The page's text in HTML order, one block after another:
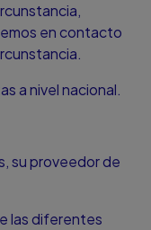
en contacto
a nivel nacional.
su proveedor de
las diferentes